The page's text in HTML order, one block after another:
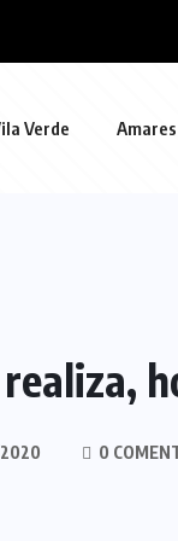
Verde Amares
0